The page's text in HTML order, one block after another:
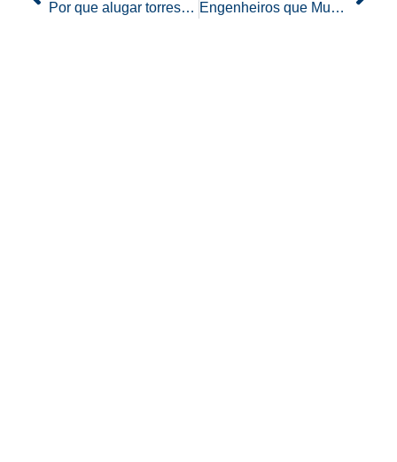
Por que alugar torres de iluminação? Engenheiros que Mudaram o Mundo: Inovações e Suas Histórias